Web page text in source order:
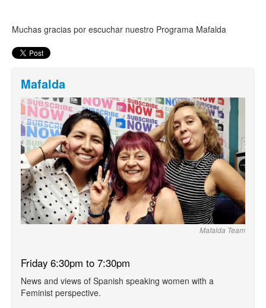
Muchas gracias por escuchar nuestro Programa Mafalda
Mafalda
Mafalda Team
Friday 6:30pm to 7:30pm
News and views of Spanish speaking women with a
Feminist perspective.